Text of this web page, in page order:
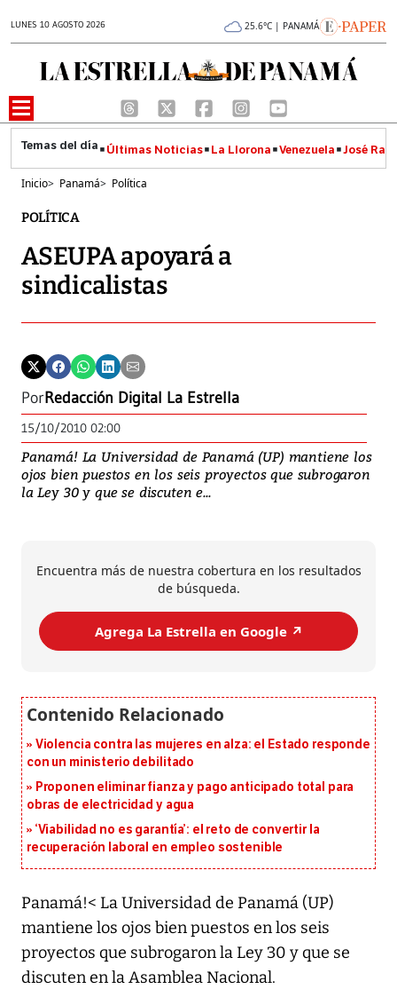
LUNES 10 AGOSTO 2026 25.6°C | PANAMÁ
Últimas Noticias La Llorona Venezuela José
Inicio> Panamá> Política
POLÍTICA
ASEUPA apoyará a
sindicalistas
PorRedacción Digital La Estrella
15/10/2010 02:00
Panamá! La Universidad de Panamá (UP) mantiene los
ojos bien puestos en los seis proyectos que subrogaron
la Ley 30 y que se discuten e...
Encuentra más de nuestra cobertura en los resultados
de búsqueda.
Agrega La Estrella en Google ↗️
Violencia contra las mujeres en alza: el Estado responde
con un ministerio debilitado
Proponen eliminar fianza y pago anticipado total para
obras de electricidad y agua
‘Viabilidad no es garantía’: el reto de convertir la
recuperación laboral en empleo sostenible
Panamá!< La Universidad de Panamá (UP)
mantiene los ojos bien puestos en los seis
proyectos que subrogaron la Ley 30 y que se
discuten en la Asamblea Nacional.